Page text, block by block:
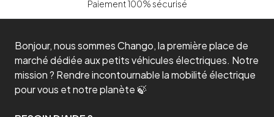
Paiement 100% sécurisé
Bonjour, nous sommes Chango, la première place de
marché dédiée aux petits véhicules électriques. Notre
mission ? Rendre incontournable la mobilité électrique
pour vous et notre planète 🍃